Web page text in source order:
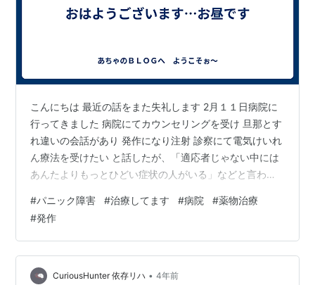
こんにちは 最近の話をまた失礼します 2月１１日病院に
行ってきました 病院にてカウンセリングを受け 旦那とす
れ違いの会話があり 発作になり注射 診察にて電気けいれ
ん療法を受けたい と話したが、「適応者じゃない中には
あんたよりもっとひどい症状の人がいる」などと言われ
が忙しかったのか。 なかなか話を聞いてくれなかった と
りあえず、パニック障害、発作に効く漢方があるから出
すね と言われて ・四物湯 ・桂枝加芍薬湯 の二つを出さ
れた 調べると 腸の漢方 血液の漢方だった なんで？ と思
い調べてみたら ５．６年前だかに 精神系の病気を持って
#パニック障害 #治療してます #病院 #薬物治療
#発作
CuriousHunter 依存リハ • 4年前